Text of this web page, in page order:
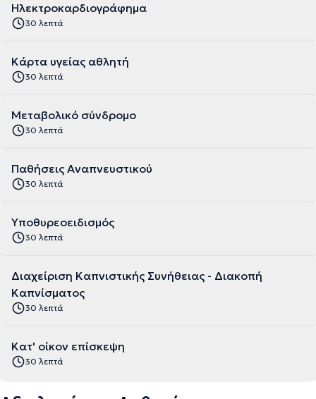
Ηλεκτροκαρδιογράφημα
30 λεπτά
Κάρτα υγείας αθλητή
30 λεπτά
Μεταβολικό σύνδρομο
30 λεπτά
Παθήσεις Αναπνευστικού
30 λεπτά
Υποθυρεοειδισμός
30 λεπτά
Διαχείριση Καπνιστικής Συνήθειας - Διακοπή
Καπνίσματος
30 λεπτά
Κατ' οίκον επίσκεψη
30 λεπτά